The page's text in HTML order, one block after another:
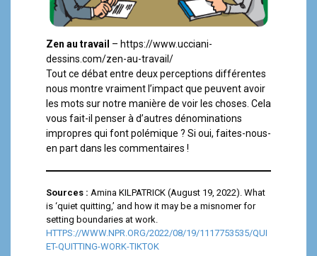
Zen au travail – https://www.ucciani-
dessins.com/zen-au-travail/
Tout ce débat entre deux perceptions différentes
nous montre vraiment l’impact que peuvent avoir
les mots sur notre manière de voir les choses. Cela
vous fait-il penser à d’autres dénominations
impropres qui font polémique ? Si oui, faites-nous-
Sources : Amina KILPATRICK (August 19, 2022). What
is ‘quiet quitting,’ and how it may be a misnomer for
setting boundaries at work.
HTTPS://WWW.NPR.ORG/2022/08/19/1117753535/QUI
ET-QUITTING-WORK-TIKTOK